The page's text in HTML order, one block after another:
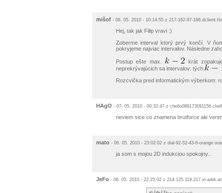
mišof - 08. 05. 2010 - 10:14:55 z 217-162-97-
Hej, tak jak Filip vravi :)
Zoberme interval ktorý prvý končí. V
pokryjeme najviac intervalov. Následne
Postup ešte max.
krát
neprekrývajúcich sa intervalov: tých
Rozcvička pred informatickým výberkom:
HAgO - 07. 05. 2010 - 00:32:47 z
neviem sice co znamena brutforce ale
mato - 06. 05. 2010 - 23:02:02 z dial-92-52-43-6-
ja som s mojou 2D indukciou spokojny..
JeFo - 06. 05. 2010 - 22:25:02 z 214.125.119.217.in-